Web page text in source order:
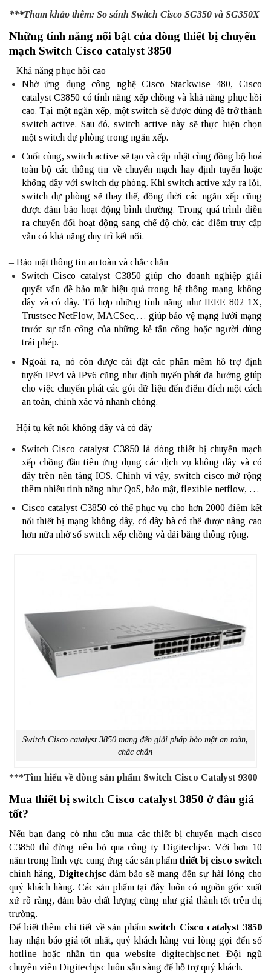
***Tham khảo thêm: So sánh Switch Cisco SG350 và SG350X
Những tính năng nổi bật của dòng thiết bị chuyển
mạch Switch Cisco catalyst 3850
– Khả năng phục hồi cao
Nhờ ứng dụng công nghệ Cisco Stackwise 480, Cisco
catalyst C3850 có tính năng xếp chồng và khả năng phục hồi
cao. Tại một ngăn xếp, một switch sẽ được dùng để trở thành
switch active. Sau đó, switch active này sẽ thực hiện chọn
một switch dự phòng trong ngăn xếp.
Cuối cùng, switch active sẽ tạo và cập nhật cùng đồng bộ hoá
toàn bộ các thông tin về chuyển mạch hay định tuyến hoặc
không dây với switch dự phòng. Khi switch active xảy ra lỗi,
switch dự phòng sẽ thay thế, đồng thời các ngăn xếp cũng
được đảm bảo hoạt động bình thường. Trong quá trình diễn
ra chuyển đổi hoạt động sang chế độ chờ, các điểm truy cập
vẫn có khả năng duy trì kết nối.
– Bảo mật thông tin an toàn và chắc chắn
Switch Cisco catalyst C3850 giúp cho doanh nghiệp giải
quyết vấn đề bảo mật hiệu quả trong hệ thống mạng không
dây và có dây. Tổ hợp những tính năng như IEEE 802 1X,
Trustsec NetFlow, MACSec,… giúp bảo vệ mạng lưới mạng
trước sự tấn công của những kẻ tấn công hoặc người dùng
trái phép.
Ngoài ra, nó còn được cài đặt các phần mềm hỗ trợ định
tuyến IPv4 và IPv6 cũng như định tuyến phát đa hướng giúp
cho việc chuyển phát các gói dữ liệu đến điểm đích một cách
an toàn, chính xác và nhanh chóng.
– Hội tụ kết nối không dây và có dây
Switch Cisco catalyst C3850 là dòng thiết bị chuyển mạch
xếp chồng đầu tiên ứng dụng các dịch vụ không dây và có
dây trên nền tảng IOS. Chính vì vậy, switch cisco mở rộng
thêm nhiều tính năng như QoS, bảo mật, flexible netflow, …
Cisco catalyst C3850 có thể phục vụ cho hơn 2000 điểm kết
nối thiết bị mạng không dây, có dây bà có thể được nâng cao
hơn nữa nhờ số switch xếp chồng và dải băng thông rộng.
Switch Cisco catalyst 3850 mang đến giải pháp bảo mật an toàn,
chắc chắn
***Tìm hiểu về dòng sản phẩm Switch Cisco Catalyst 9300
Mua thiết bị switch Cisco catalyst 3850 ở đâu giá
tốt?
Nếu bạn đang có nhu cầu mua các thiết bị chuyển mạch cisco
C3850 thì đừng nên bỏ qua công ty Digitechjsc. Với hơn 10
năm trong lĩnh vực cung ứng các sản phẩm thiết bị cisco switch
chính hãng, Digitechjsc đảm bảo sẽ mang đến sự hài lòng cho
quý khách hàng. Các sản phẩm tại đây luôn có nguồn gốc xuất
xứ rõ ràng, đảm bảo chất lượng cũng như giá thành tốt trên thị
trường.
Để biết thêm chi tiết về sản phẩmswitch Cisco catalyst 3850
hay nhận báo giá tốt nhất, quý khách hàng vui lòng gọi đến số
hotline hoặc nhắn tin qua website digitechjsc.net. Đội ngũ
chuyên viên Digitechjsc luôn sẵn sàng để hỗ trợ quý khách.